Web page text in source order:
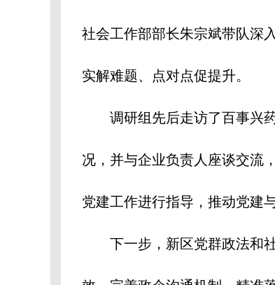
社会工作部部长朱宗斌带队深
实解难题、点对点促提升。
调研组先后走访了百事兴药
况，并与企业负责人座谈交流
党建工作进行指导，推动党建
下一步，新区党群政法和社